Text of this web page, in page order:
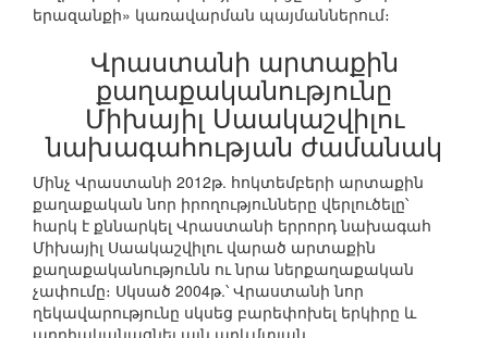
երազանքի» կառավարման պայմաններում։
Վրաստանի արտաքին
քաղաքականությունը
Միխայիլ Սաակաշվիլու
նախագահության ժամանակ
Մինչ Վրաստանի 2012թ. հոկտեմբերի արտաքին
քաղաքական նոր իրողությունները վերլուծելը՝
հարկ է քննարկել Վրաստանի երրորդ նախագահ
Միխայիլ Սաակաշվիլու վարած արտաքին
քաղաքականությունն ու նրա ներքաղաքական
չափումը։ Սկսած 2004թ.՝ Վրաստանի նոր
ղեկավարությունը սկսեց բարեփոխել երկիրը և